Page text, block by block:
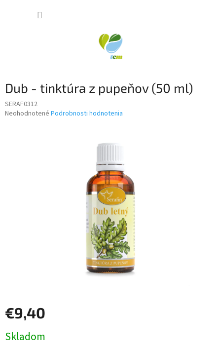
Dub - tinktúra z pupeňov (50 ml)
SERAF0312
Priemerné
Neohodnotené Podrobnosti hodnotenia
€9,40
cena:
Skladom